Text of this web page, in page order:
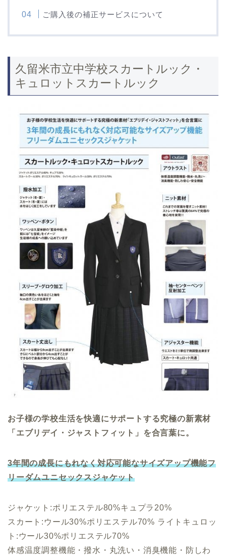
ご購入後の補正サービスについて
久留米市立中学校スカートルック・
キュロットスカートルック
お子様の学校生活を快適にサポートする究極の新素材
「エブリデイ・ジャストフィット」を合言葉に。
3年間の成長にもれなく対応可能なサイズアップ機能フ
リーダムユニセックスジャケット
ジャケット:ポリエステル80%キュプラ20%
スカート:ウール30%ポリエステル70% ライトキュロッ
ト:ウール30%ポリエステル70%
体感温度調整機能・撥水・丸洗い・消臭機能・防しわ